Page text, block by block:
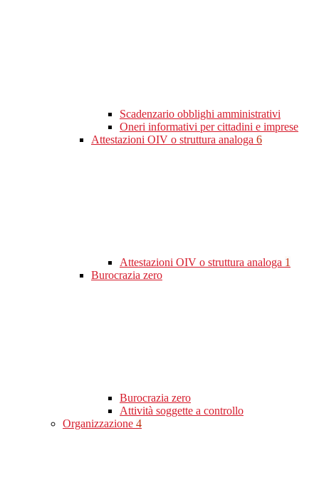
Scadenzario obblighi amministrativi
Oneri informativi per cittadini e imprese
Attestazioni OIV o struttura analoga 6
Attestazioni OIV o struttura analoga 1
Burocrazia zero
Burocrazia zero
Attività soggette a controllo
Organizzazione 4